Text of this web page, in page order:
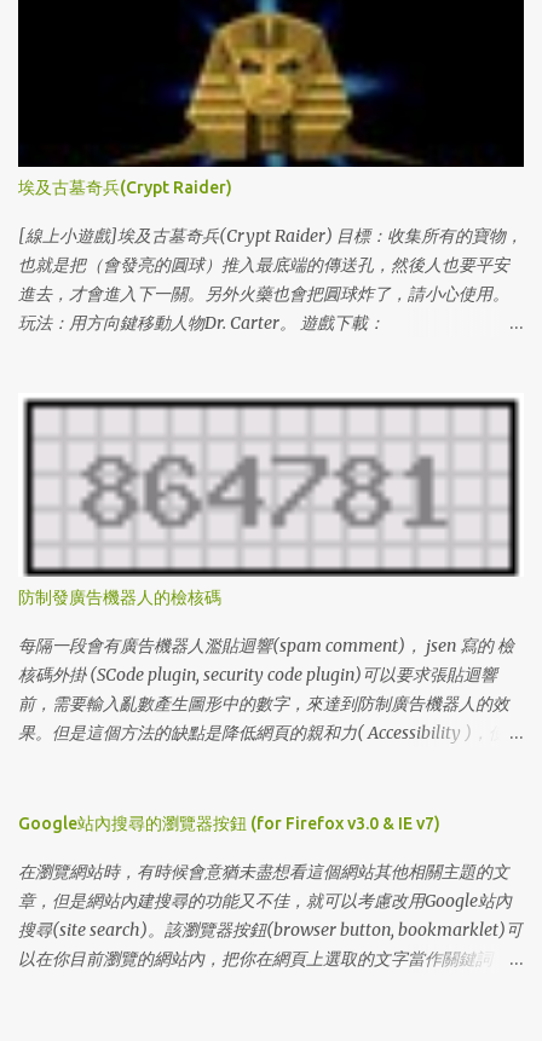
埃及古墓奇兵(Crypt Raider)
[線上小遊戲]埃及古墓奇兵(Crypt Raider) 目標：收集所有的寶物，
也就是把（會發亮的圓球）推入最底端的傳送孔，然後人也要平安
進去，才會進入下一關。另外火藥也會把圓球炸了，請小心使用。
玩法：用方向鍵移動人物Dr. Carter。 遊戲下載：
100) & levelcodes) 1 l3VIFNXL6O0 2 l1GDCJTH4BU 3 lDIIBX80DTS
4 lZ4DJKCGM46 5 lY8BUJAAHML 6 l3DQ84AHPJ2 7
lUATCLAZHAU 8 lKPU91XGSMG 9 lXPQ5V9CO5S 10 lPXAA197342
11 lUZLUV05WJ5 12 lIHFREW7HFB 13 l8I1NH0NLMS 14
lL0LOD3SNZQ 15 lV9HLCQJW0Z 16 lWVJKG7WORV 17
lCFF6Z4PWAQ 21 lS3F44JY4LG 22 lMCY5EP0UDX 23 lSVIXSLLG49
24 l6PEUSYSJ3I 25 lU6I3685MLA 26 lA99B9759UZ 27
lI6BN8BHK5E 28 lLWB65SAYF1 29 lRVWMYMRB4F 30
l2VRIKKRJXL 31 l6R96LV6DI4 32 lZF72GXQZNZ 33 l65EZUDIEPY
34 lDA13UNFJIA 35 lM55VJPWZXS 36 l2BYN8X5WMB 37
l477S23DCHQ 38 lKZREX9NC48 39 lT54PBR00R0 40
防制發廣告機器人的檢核碼
每隔一段會有廣告機器人濫貼迴響(spam comment)， jsen 寫的 檢
核碼外掛 (SCode plugin, security code plugin)可以要求張貼迴響
前，需要輸入亂數產生圖形中的數字，來達到防制廣告機器人的效
果。但是這個方法的缺點是降低網頁的親和力( Accessibility )，使得
jsen的 檢核碼外掛 網頁，下載SCode plugin，解壓縮後，編輯
寫 * 設定檢核碼的長度(my $scode_length)，預設值為6個數字，我
設定成4 * 設定暫存檔的檔案數量(my $scode_maxtmp)，預設值為
50個暫存檔，如果你的網誌常有人進行迴響，請增加暫存檔的檔案
數量。 * 調整自動產生的圖形與文字的顏色：$c_background,
Google站內搜尋的瀏覽器按鈕 (for Firefox v3.0 & IE v7)
在瀏覽網站時，有時候會意猶未盡想看這個網站其他相關主題的文
章，但是網站內建搜尋的功能又不佳，就可以考慮改用Google站內
搜尋(site search)。該瀏覽器按鈕(browser button, bookmarklet)可
以在你目前瀏覽的網站內，把你在網頁上選取的文字當作關鍵詞，